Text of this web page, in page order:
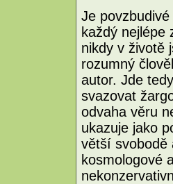
Je
každý nejlépe
nikdy v životě
rozumný
autor. Jde
svazovat
odvaha věru
ukazuje jako
větší svobodě
kosmologové